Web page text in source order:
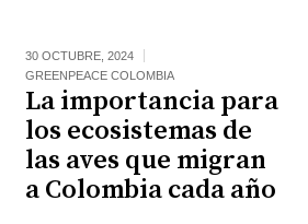
30 OCTUBRE, 2024
GREENPEACE COLOMBIA
La importancia para
los ecosistemas de
las aves que migran
a Colombia cada año